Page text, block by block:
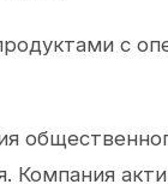
с
Компания